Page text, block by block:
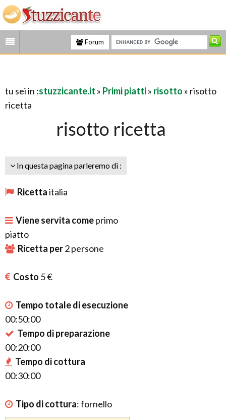
Forum
tu sei in :stuzzicante.it » Primi piatti» risotto » risotto
ricetta
risotto ricetta
In questa pagina parleremo di :
Ricettaitalia
Viene servita comeprimo
piatto
Ricetta per2persone
Costo 5 €
Tempo totale di esecuzione
00:50:00
Tempo di preparazione
00:20:00
Tempo di cottura
00:30:00
Tipo di cottura:fornello